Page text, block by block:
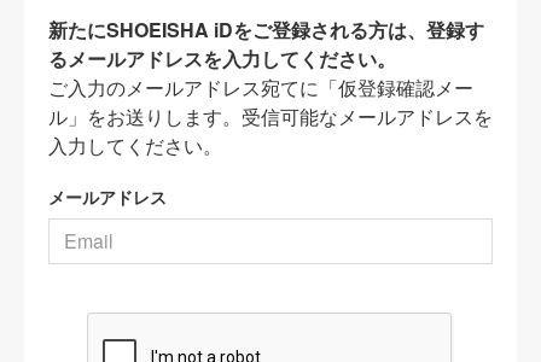
新たにSHOEISHA iDをご登録される方は、登録す
るメールアドレスを入力してください。
ご入力のメールアドレス宛てに「仮登録確認メー
ル」をお送りします。受信可能なメールアドレスを
入力してください。
メールアドレス